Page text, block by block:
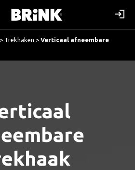
> Trekhaken > Verticaal afneembare